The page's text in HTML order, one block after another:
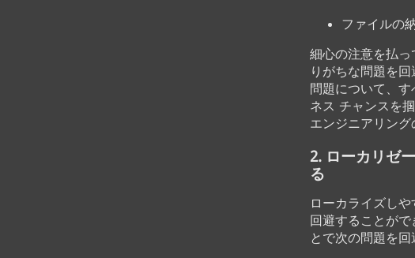
ファイルの
細心の注意を払
りがちな問題を
問題について、
ネス チャンスを
エンジニアリング
2. ローカリゼ
る
ローカライズし
回避することが
とで次の問題を回